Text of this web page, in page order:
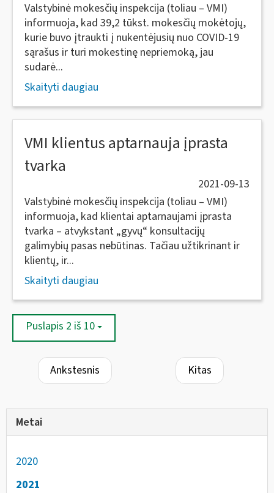
Valstybinė mokesčių inspekcija (toliau – VMI)
informuoja, kad 39,2 tūkst. mokesčių mokėtojų,
kurie buvo įtraukti į nukentėjusių nuo COVID-19
sąrašus ir turi mokestinę nepriemoką, jau
sudarė...
Skaityti daugiau
VMI klientus aptarnauja įprasta
tvarka
2021-09-13
Valstybinė mokesčių inspekcija (toliau – VMI)
informuoja, kad klientai aptarnaujami įprasta
tvarka – atvykstant „gyvų“ konsultacijų
galimybių pasas nebūtinas. Tačiau užtikrinant ir
klientų, ir...
Skaityti daugiau
Puslapis 2 iš 10
Ankstesnis Kitas
Metai
2020
2021